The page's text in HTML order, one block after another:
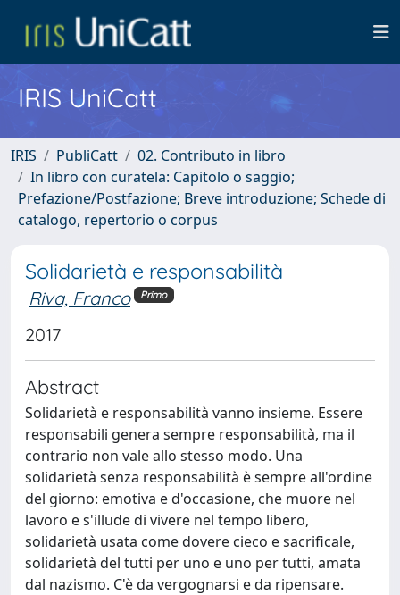
IRIS UniCatt
IRIS PubliCatt
02. Contributo in libro
In libro con curatela: Capitolo o saggio;
Prefazione/Postfazione; Breve introduzione; Schede di
catalogo, repertorio o corpus
Solidarietà e responsabilità
Riva, Franco Primo
2017
Abstract
Solidarietà e responsabilità vanno insieme. Essere
responsabili genera sempre responsabilità, ma il
contrario non vale allo stesso modo. Una
solidarietà senza responsabilità è sempre all'ordine
del giorno: emotiva e d'occasione, che muore nel
lavoro e s'illude di vivere nel tempo libero,
solidarietà usata come dovere cieco e sacrificale,
solidarietà del tutti per uno e uno per tutti, amata
dal nazismo. C'è da vergognarsi e da ripensare.